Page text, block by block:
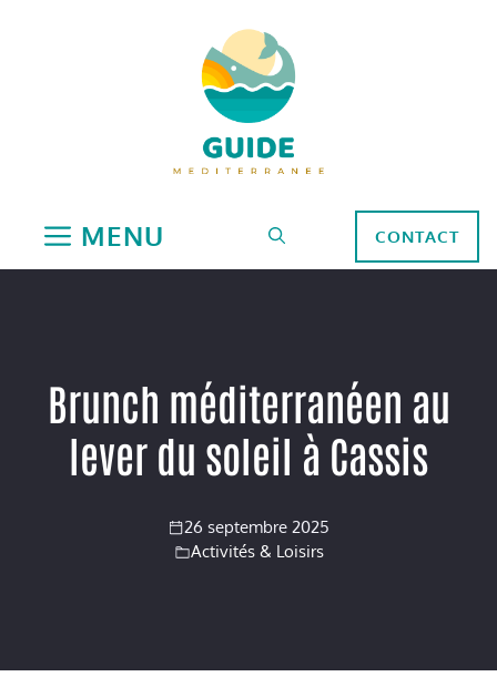
MENU CONTACT
Brunch méditerranéen au
lever du soleil à Cassis
26 septembre 2025
Activités & Loisirs